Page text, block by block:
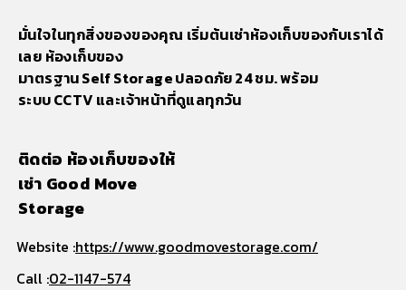
มั่นใจในทุกสิ่งของของคุณ เริ่มต้นเช่าห้องเก็บของกับเราได้
เลย ห้องเก็บของ
มาตรฐาน Self Storage ปลอดภัย 24 ชม. พร้อม
ระบบ CCTV และเจ้าหน้าที่ดูแลทุกวัน
ติดต่อ ห้องเก็บของให้
เช่า Good Move
Storage
Website :https://www.goodmovestorage.com/
Call :02-1147-574